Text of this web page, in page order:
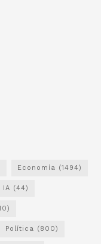
Economía (1494)
IA (44)
Política (800)